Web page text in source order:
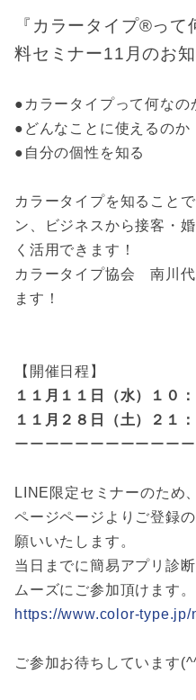
『カラータイプ®︎っ
料セミナー11月のお
●カラータイプって何なの
●どんなことに使えるのか
●自分の個性を知る
カラータイプを知ること
ン、ビジネスから接客・
く活用できます！
カラータイプ協会 南川
ます！
【開催日程】
１１月１１日（水）１０
１１月２８日（土）２１
ーーーーーーーーーーー
LINE限定セミナーのため
ページページよりご登録
願いいたします。
当日までに簡易アプリ診
ムーズにご参加頂けます。
https://www.color-type.jp/
ご参加お待ちしています